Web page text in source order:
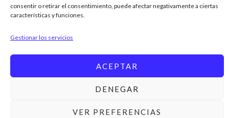
consentir o retirar el consentimiento, puede afectar negativamente a ciertas
características y funciones.
Gestionar los servicios
ACEPTAR
DENEGAR
VER PREFERENCIAS
Política de Cookies
Área de Cliente
Tarjeta de Puntos «Mi Perfume»